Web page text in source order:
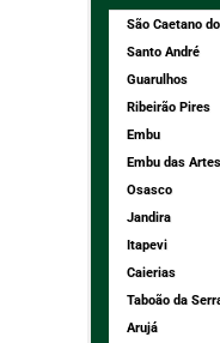
São Caetano do
Santo André
Guarulhos
Ribeirão Pires
Embu
Embu das Artes
Osasco
Jandira
Itapevi
Caierias
Taboão da
Arujá